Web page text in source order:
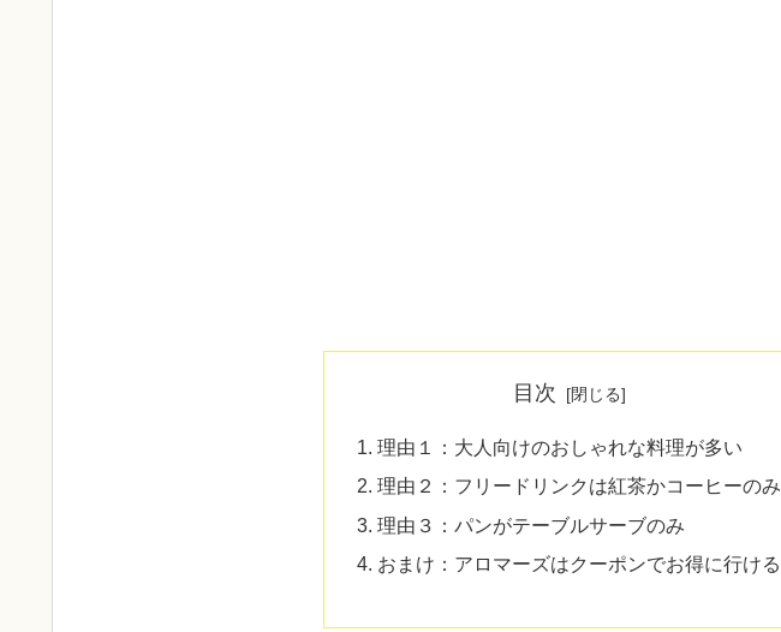
目次
理由１：大人向けのおしゃれな料理が多い
理由２：フリードリンクは紅茶かコーヒーのみ
理由３：パンがテーブルサーブのみ
おまけ：アロマーズはクーポンでお得に行ける